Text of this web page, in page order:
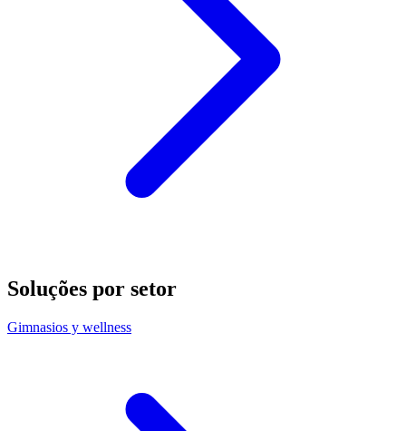
Soluções por setor
Gimnasios y wellness